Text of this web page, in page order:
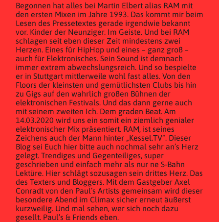
Begonnen hat alles bei Martin Elbert alias RAM mit
den ersten Mixen im Jahre 1993. Das kommt mir beim
Lesen des Pressetextes gerade irgendwie bekannt
vor. Kinder der Neunziger. Im Geiste. Und bei RAM
schlagen seit eben dieser Zeit mindestens zwei
Herzen. Eines für HipHop und eines – ganz groß –
auch für Elektronisches. Sein Sound ist demnach
immer extrem abwechslungsreich. Und so bespielte
er in Stuttgart mittlerweile wohl fast alles. Von den
Floors der kleinsten und gemütlichsten Clubs bis hin
zu Gigs auf den wahrlich großen Bühnen der
elektronischen Festivals. Und das dann gerne auch
mit seinem zweiten Ich. Dem graden Beat. Am
14.03.2020 wird uns ein somit ein ziemlich genialer
elektronischer Mix präsentiert. RAM, ist seines
Zeichens auch der Mann hinter „Kessel.TV“. Dieser
Blog sei Euch hier bitte auch nochmal sehr an’s Herz
gelegt. Trendiges und Gegenteiliges, super
geschrieben und einfach mehr als nur ne S-Bahn
Lektüre. Hier schlägt sozusagen sein drittes Herz. Das
des Texters und Bloggers. Mit dem Gastgeber Axel
Conradt von den Paul’s Artists gemeinsam wird dieser
besondere Abend im Climax sicher erneut äußerst
kurzweilig. Und mal sehen, wer sich noch dazu
gesellt. Paul’s & Friends eben.